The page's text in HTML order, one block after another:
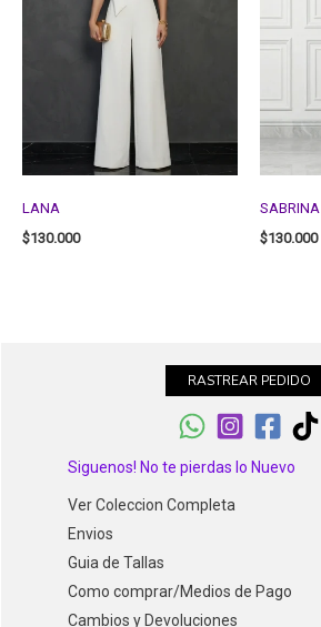
LANA
$130.000
SABRINA
$130.000
RASTREAR PEDIDO
Siguenos! No te pierdas lo Nuevo
Ver Coleccion Completa
Envios
Guia de Tallas
Como comprar/Medios de Pago
Cambios y Devoluciones